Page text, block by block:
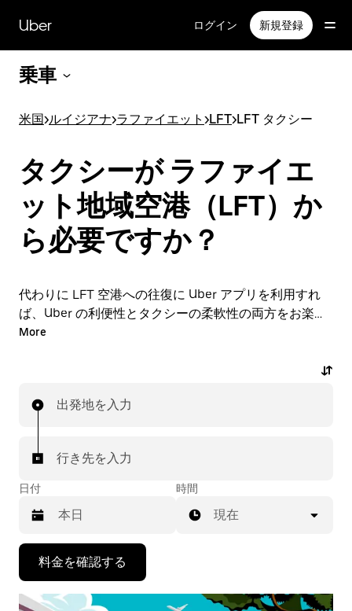
Uber ログイン 新規登録
乗車
米国>ルイジアナ>ラファイエット >LFT>LFT タクシー
タクシーが ラファイエ
ット地域空港（LFT）か
ら必要ですか？
代わりに LFT 空港への往復に Uber アプリを利用すれ
ば、Uber の利便性とタクシーの柔軟性の両方をお楽し
みいただけます。アプリやオンラインでの 24 時間年中
エストも可能です。乗車前にはお手頃な事前確定料金が
きます。
More
出発地を入力
行き先を入力
日付
キ
時間
現在
料金を確認する